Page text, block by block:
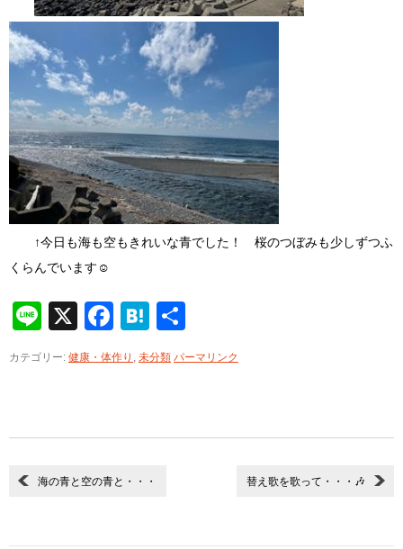
↑今日も海も空もきれいな青でした！ 桜のつぼみも少しずつふ
くらんでいます☺
Line
X Facebook
Hatena
有
カテゴリー: 健康・体作り 未分類 パーマリンク
海の青と空の青と・・・ 替え歌を歌って・・・🎶